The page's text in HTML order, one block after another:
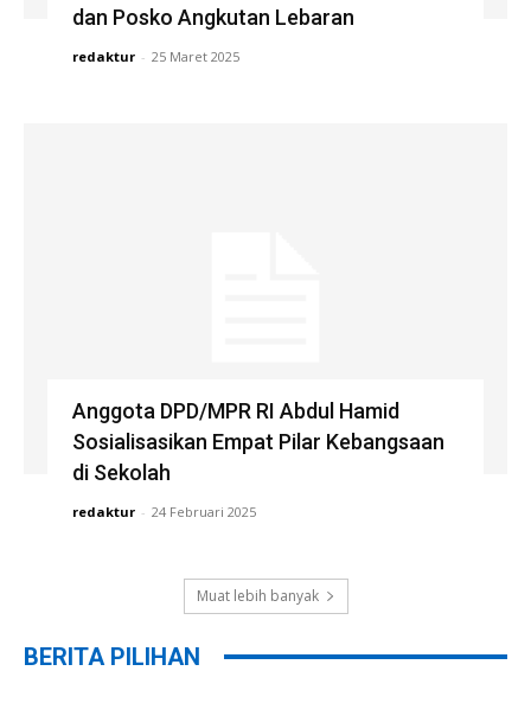
dan Posko Angkutan Lebaran
redaktur - 25 Maret 2025
Anggota DPD/MPR RI Abdul Hamid
Sosialisasikan Empat Pilar Kebangsaan
di Sekolah
redaktur - 24 Februari 2025
Muat lebih banyak
BERITA PILIHAN